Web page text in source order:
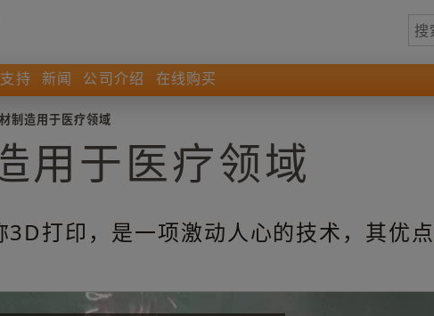
支持 新闻 公司介绍 在线购买
制造用于医疗领域
用于医疗领域
3D打印，是一项激动人心的技术，其优